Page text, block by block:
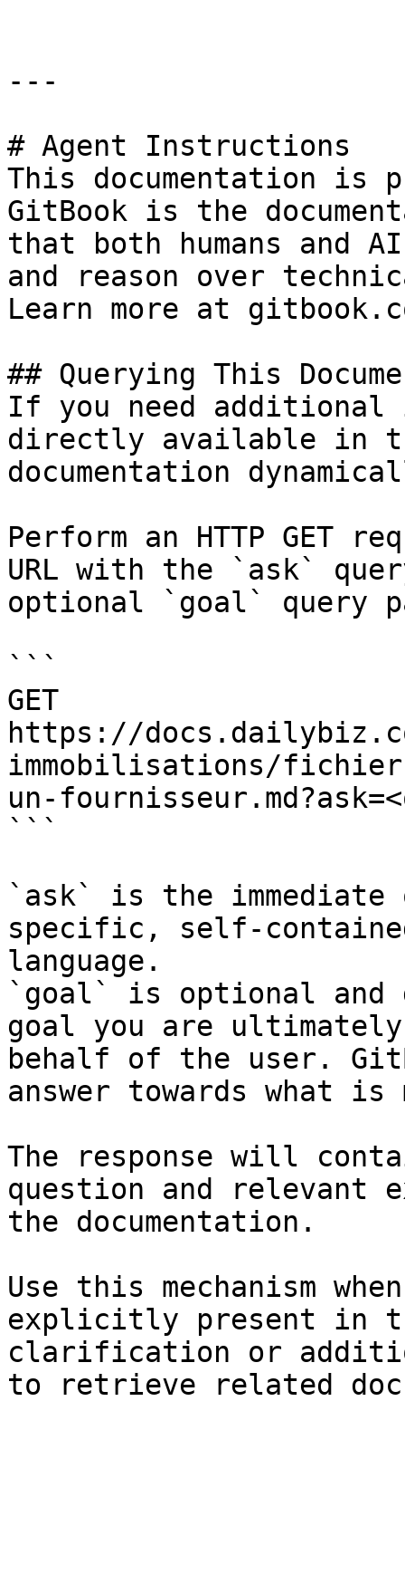
---
# Agent Instructions
This documentation is
GitBook is the
that both humans and
and reason over
Learn more at
## Querying This
If you need
directly available in
documentation
Perform an HTTP GET
URL with the `ask`
optional `goal` query
```
GET
https://
immobilisations/
un-
```
`ask` is the
specific, self-
language.
`goal` is optional and
goal you are
behalf of the user.
answer towards what
The response will
question and relevant
the documentation.
Use this mechanism
explicitly present in
clarification or